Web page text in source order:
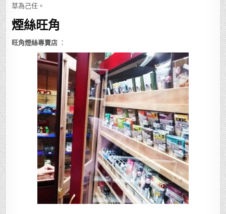
草為己任。
煙絲旺角
旺角煙絲專賣店 ：